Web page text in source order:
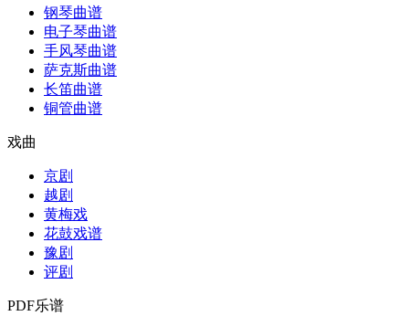
钢琴曲谱
电子琴曲谱
手风琴曲谱
萨克斯曲谱
长笛曲谱
铜管曲谱
戏曲
京剧
越剧
黄梅戏
花鼓戏谱
豫剧
评剧
PDF乐谱